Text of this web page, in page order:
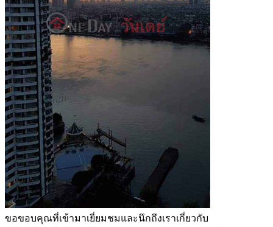
ขอขอบคุณที่เข้ามาเยี่ยมชมและนึกถึงเราเกี่ยวกับ